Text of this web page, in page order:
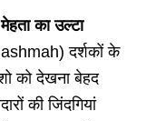
का उल्टा
दर्शकों के
को देखना बेहद
की जिंदगियां